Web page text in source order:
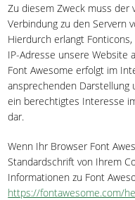
Zu diesem Zweck muss der
Verbindung zu den Servern
Hierdurch erlangt
IP-Adresse unsere Website
Font Awesome erfolgt im
ansprechenden
ein berechtigtes Interesse
dar.
Wenn Ihr Browser Font
Standardschrift von Ihrem
Informationen zu Font
https://fontawesome.com/